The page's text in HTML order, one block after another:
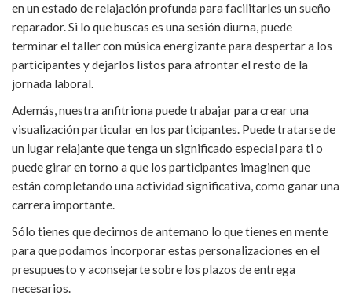
en un estado de relajación profunda para facilitarles un sueño
reparador. Si lo que buscas es una sesión diurna, puede
terminar el taller con música energizante para despertar a los
participantes y dejarlos listos para afrontar el resto de la
jornada laboral.
Además, nuestra anfitriona puede trabajar para crear una
visualización particular en los participantes. Puede tratarse de
un lugar relajante que tenga un significado especial para ti o
puede girar en torno a que los participantes imaginen que
están completando una actividad significativa, como ganar una
carrera importante.
Sólo tienes que decirnos de antemano lo que tienes en mente
para que podamos incorporar estas personalizaciones en el
presupuesto y aconsejarte sobre los plazos de entrega
necesarios.